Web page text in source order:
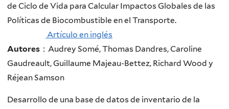
de Ciclo de Vida para Calcular Impactos Globales de las
Políticas de Biocombustible en el Transporte.
Artículo en inglés
Autores ：Audrey Somé, Thomas Dandres, Caroline
Gaudreault, Guillaume Majeau-Bettez, Richard Wood y
Réjean Samson
Desarrollo de una base de datos de inventario de la